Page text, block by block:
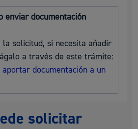
enviar documentación
la solicitud, si necesita añadir
a través de este trámite:
documentación a un
solicitar